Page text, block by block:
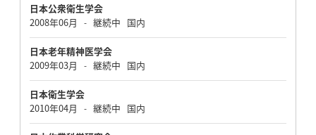
日本公衆衛生学会
2008年06月
- 継続中 国内
日本老年精神医学会
2009年03月
- 継続中 国内
日本衛生学会
2010年04月
- 継続中 国内